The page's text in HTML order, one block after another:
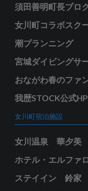
須田善明町長ブロ
女川町コラボスク
潮プランニング
宮城ダイビングサ
おながわ春のファ
我歴STOCK公式HP
女川町宿泊施設
女川温泉 華夕美
ホテル・エルファ
ステイイン 鈴家